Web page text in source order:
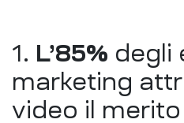
1. L’85% degli
marketing
video il